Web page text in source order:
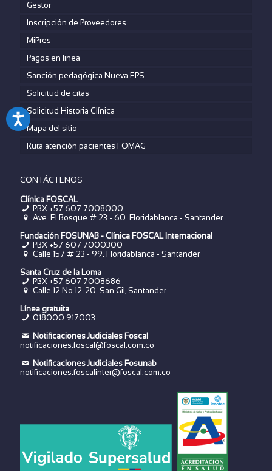
Gestor
Inscripción de Proveedores
MiPres
Pagos en linea
Sanción pedagógica Nueva EPS
Solicitud de citas
Solicitud Historia Clínica
Mapa del sitio
Ruta atención pacientes FOMAG
CONTÁCTENOS
Clínica FOSCAL
PBX +57 607 7008000
Ave. El Bosque # 23 - 60. Floridablanca - Santander
Fundación FOSUNAB - Clínica FOSCAL Internacional
PBX +57 607 7000300
Calle 157 # 23 - 99. Floridablanca - Santander
Santa Cruz de la Loma
PBX +57 607 7008686
Calle 12 No 12-20. San Gil, Santander
Línea gratuita
018000 917003
Notificaciones Judiciales Foscal
notificaciones.foscal@foscal.com.co
Notificaciones Judiciales Fosunab
notificaciones.foscalinter@foscal.com.co